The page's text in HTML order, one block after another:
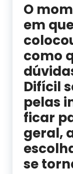
O
em
como
Difícil
pelas
ficar
geral,
se